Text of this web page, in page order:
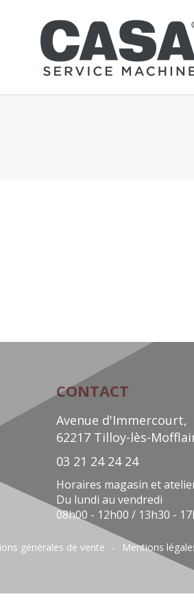
CONTACT
Avenue d'Immercourt,
62217 Tilloy-lès-
03 21 24 24 24
Horaires magasin et
Du lundi au vendredi
08h00 - 12h00 / 13h30 -
générales de vente Mentions